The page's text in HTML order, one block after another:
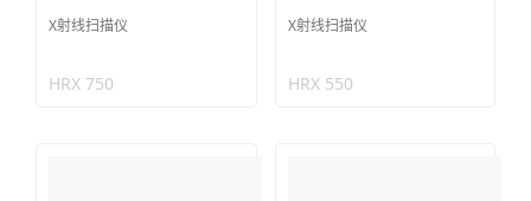
X射线扫描仪
HRX 750
X射线扫描仪
HRX 550